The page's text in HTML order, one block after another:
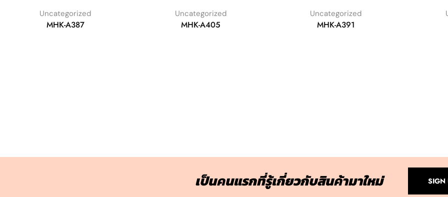
Uncategorized
MHK-A387
Uncategorized
MHK-A405
Uncategorized
MHK-A391
เป็นคนแรกที่รู้เกี่ยวกับสินค้ามาใหม่ SIGN